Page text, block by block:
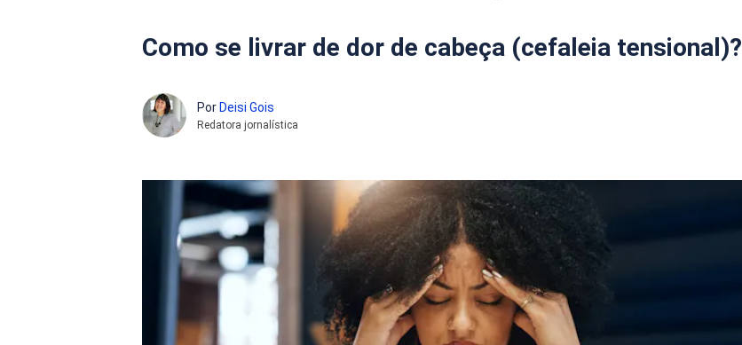
Como se livrar de dor de cabeça (cefaleia tensional)?
PorDeisi Gois
Redatora jornalística